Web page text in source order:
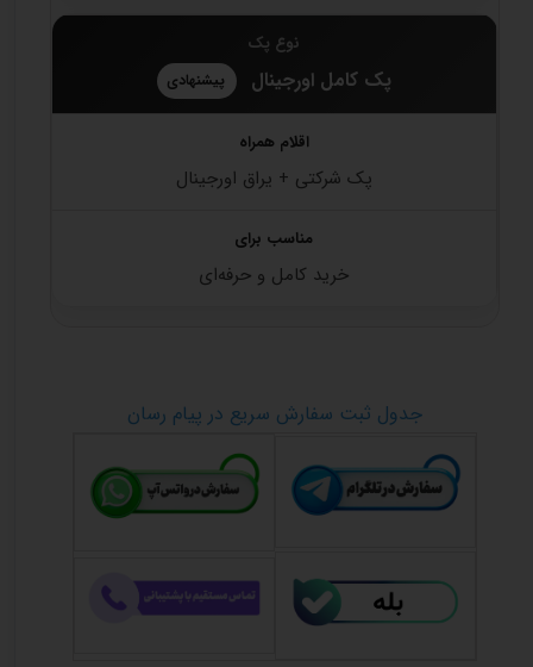
پک کامل اورجینال پیشنهادی
پک شرکتی + یراق اورجینال
خرید کامل و حرفه‌ای
جدول ثبت سفارش سریع در پیام رسان